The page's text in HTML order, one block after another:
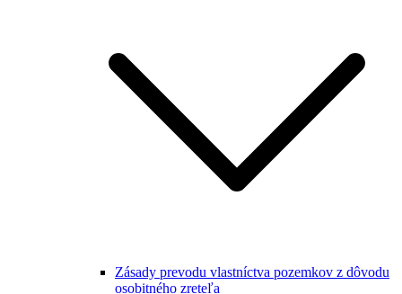
Zásady prevodu vlastníctva pozemkov z dôvodu
osobitného zreteľa